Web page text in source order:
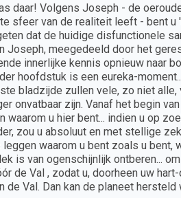
daar! Volgens Joseph - de
sfeer van de realiteit leeft - bent u
dat de huidige disfunctionele
Joseph, meegedeeld door het
innerlijke kennis opnieuw naar
hoofdstuk is een eureka-
bladzijde zullen vele, zo niet
onvatbaar zijn. Vanaf het begin
u hier bent... indien u op
zou u absoluut en met stellige
waarom u bent zoals u bent,
is van ogenschijnlijk ontberen...
de Val , zodat u, doorheen uw
Val. Dan kan de planeet hersteld